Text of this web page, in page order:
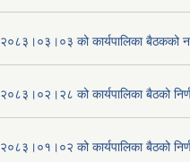
२०८३।०३।०३ को कार्यपालिका बैठकको
२०८३।०२।२८ को कार्यपालिका बैठको
२०८३।०१।०२ को कार्यपालिका बैठको